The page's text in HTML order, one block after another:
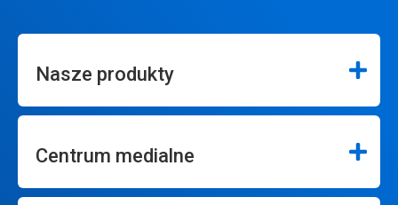
Nasze produkty
Centrum medialne